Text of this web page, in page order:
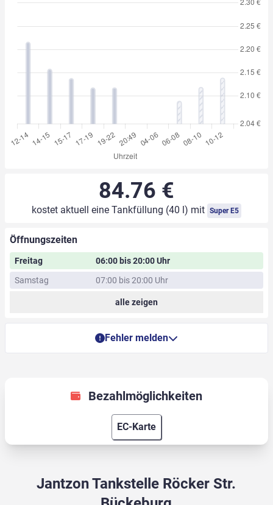
84.76 €
kostet aktuell eine Tankfüllung (40 l) mit Super E5
Öffnungszeiten
Freitag
06:00 bis 20:00 Uhr
Samstag
07:00 bis 20:00 Uhr
alle zeigen
Fehler melden
Bezahlmöglichkeiten
EC-Karte
Jantzon Tankstelle Röcker Str.